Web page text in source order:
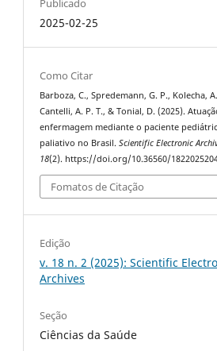
Publicado
2025-02-25
Como Citar
Barboza, C., Spredemann, G. P., Kolecha,
Cantelli, A. P. T., & Tonial, D. (2025).
enfermagem mediante o paciente
paliativo no Brasil.Scientific Electronic
18(2). https://doi.org/10.36560/
Fomatos de Citação
Edição
v. 18 n. 2 (2025): Scientific
Archives
Seção
Ciências da Saúde